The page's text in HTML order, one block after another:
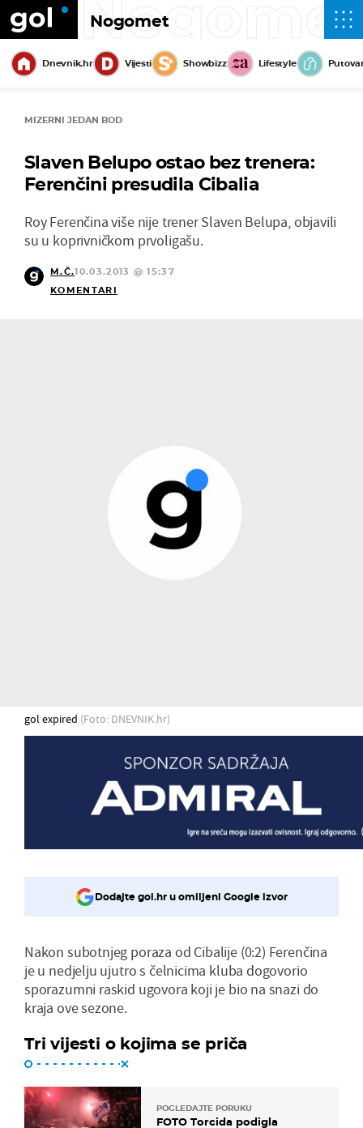
Nogomet
Dnevnik.hr Vijesti Showbizz Lifestyle
MIZERNI JEDAN BOD
Slaven Belupo ostao bez trenera:
Ferenčini presudila Cibalia
Roy Ferenčina više nije trener Slaven Belupa, objavili
su u koprivničkom prvoligašu.
M.Č.10.03.2013 @ 15:37
KOMENTARI
gol expired (Foto: DNEVNIK.hr)
Dodajte gol.hr u omiljeni Google izvor
Nakon subotnjeg poraza od Cibalije (0:2) Ferenčina
je u nedjelju ujutro s čelnicima kluba dogovorio
sporazumni raskid ugovora koji je bio na snazi do
kraja ove sezone.
Tri vijesti o kojima se priča
POGLEDAJTE PORUKU
FOTO Torcida podigla